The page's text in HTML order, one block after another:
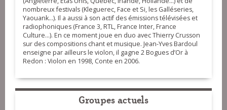
nombreux festivals (Kleguerec, Face et Si, les Galléseries,
Yaouank...). Il a aussi à son actif des émissions télévisées et
radiophoniques (France 3, RTL, France Inter, France
Culture...). En ce moment joue en duo avec Thierry Crusson
sur des compositions chant et musique. Jean-Yves Bardoul
enseigne par ailleurs le violon, il gagne 2 Bogues d’Or à
Redon : Violon en 1998, Conte en 2006.
Groupes actuels